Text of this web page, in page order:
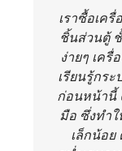
เราซื้อเครื่
ชิ้นส่วนตู้
ง่ายๆ เครื่
เรียนรู้กร
ก่อนหน้านี้
มือ ซึ่งทำ
เล็กน้อย